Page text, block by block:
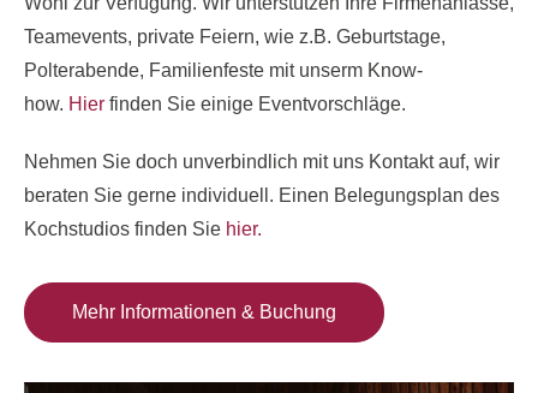
Teamevents, private Feiern, wie z.B. Geburtstage,
Polterabende, Familienfeste mit unserm Know-
how. Hier finden Sie einige Eventvorschläge.
Nehmen Sie doch unverbindlich mit uns Kontakt auf, wir
beraten Sie gerne individuell. Einen Belegungsplan des
Kochstudios finden Sie hier.
Mehr Informationen & Buchung